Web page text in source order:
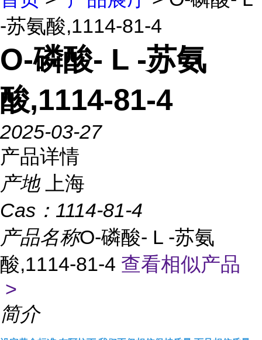
-苏氨酸,1114-81-4
O-磷酸- L -苏氨
酸,1114-81-4
2025-03-27
产品详情
产地
上海
Cas： 1114-81-4
产品名称O-磷酸- L -苏氨
酸,1114-81-4 查看相似产品
>
简介